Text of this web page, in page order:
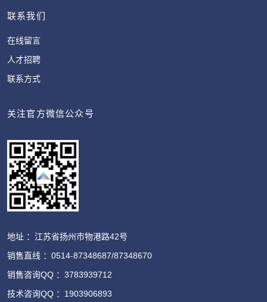
联系我们
在线留言
人才招聘
联系方式
关注官方微信公众号
地址 ：江苏省扬州市物港路42号
销售直线 ：0514-87348687/87348670
销售咨询QQ ：3783939712
技术咨询QQ ：1903906893